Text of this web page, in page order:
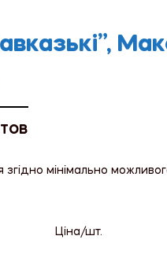
ТОВ
згідно мінімально
Ціна/шт.